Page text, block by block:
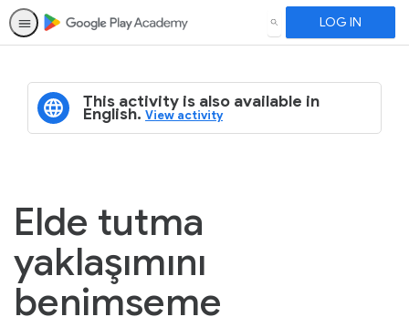
SEARCH LOG IN
This activity is also available in
English.View activity
Elde tutma
yaklaşımını
benimseme